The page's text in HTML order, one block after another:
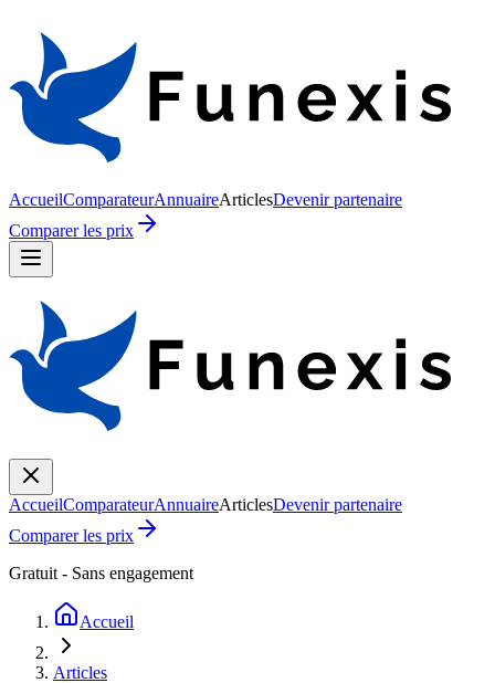
AccueilComparateurAnnuaireArticlesDevenir partenaire
Comparer les prix
AccueilComparateurAnnuaireArticlesDevenir partenaire
Comparer les prix
Gratuit - Sans engagement
Accueil
Articles